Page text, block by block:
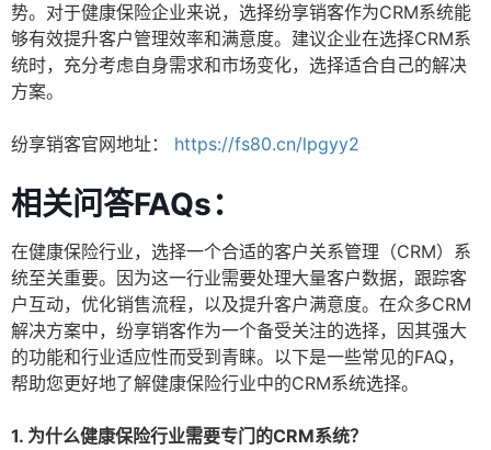
势。对于健康保险企业来说，选择纷享销客作为CRM系统能
够有效提升客户管理效率和满意度。建议企业在选择CRM系
统时，充分考虑自身需求和市场变化，选择适合自己的解决
方案。
纷享销客官网地址： https://fs80.cn/lpgyy2
相关问答FAQs：
在健康保险行业，选择一个合适的客户关系管理（CRM）系
统至关重要。因为这一行业需要处理大量客户数据，跟踪客
户互动，优化销售流程，以及提升客户满意度。在众多CRM
解决方案中，纷享销客作为一个备受关注的选择，因其强大
的功能和行业适应性而受到青睐。以下是一些常见的FAQ，
帮助您更好地了解健康保险行业中的CRM系统选择。
1. 为什么健康保险行业需要专门的CRM系统？